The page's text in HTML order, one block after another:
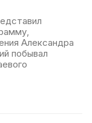
Александра
побывал